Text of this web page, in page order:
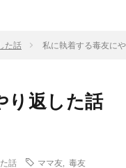
た話 私に執着する毒友に
り返した話
話 ママ友 毒友